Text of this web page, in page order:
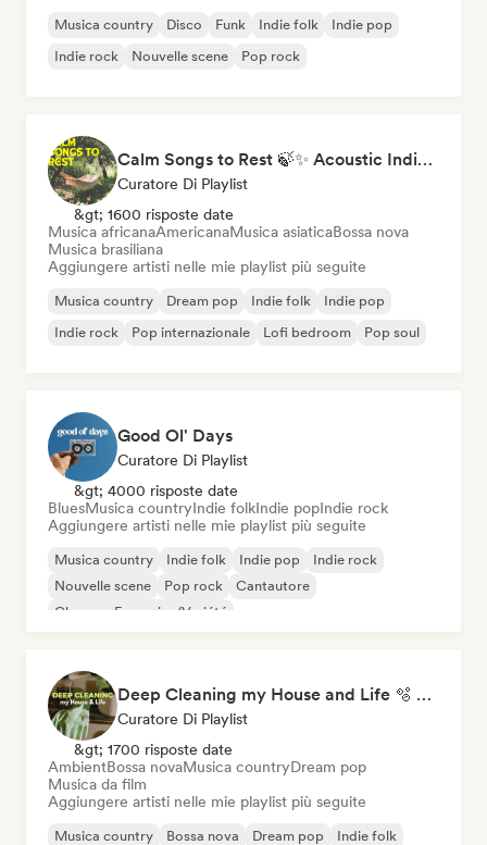
Musica country Disco Funk Indie folk
Indie pop
Indie rock
Nouvelle scene Pop rock
Calm Songs to Rest 🍃✨ Acoustic Indie Folk & Singer-Songwriter
Curatore Di Playlist
&gt; 1600 risposte date
Musica africanaAmericanaMusica asiaticaBossa nova
Musica brasiliana
Aggiungere artisti nelle mie playlist più seguite
Musica country Dream pop Indie folk
Indie pop
Indie rock
Pop internazionale Lofi bedroom Pop soul
Good Ol' Days
Curatore Di Playlist
&gt; 4000 risposte date
BluesMusica countryIndie folkIndie popIndie rock
Aggiungere artisti nelle mie playlist più seguite
Musica country Indie folk Indie pop
Indie rock
Nouvelle scene
Pop rock
Cantautore
Chanson Française/Variété
Deep Cleaning my House and Life 🫧 Bedroom Pop & Indie Pop
Curatore Di Playlist
&gt; 1700 risposte date
AmbientBossa novaMusica countryDream pop
Musica da film
Aggiungere artisti nelle mie playlist più seguite
Musica country Bossa nova Dream pop
Indie folk